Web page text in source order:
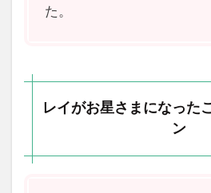
た。
レイがお星さまになった
ン